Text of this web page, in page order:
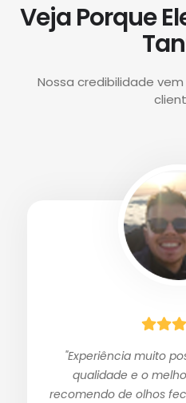
Veja Porque
Nossa credibilidade
"Experiência muito
qualidade e o
recomendo de olhos